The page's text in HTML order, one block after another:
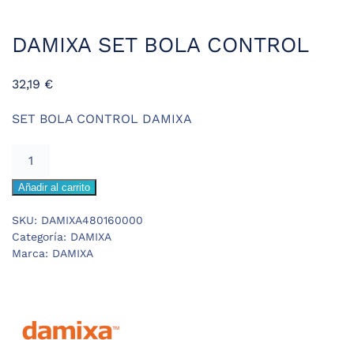
DAMIXA SET BOLA CONTROL
32,19 €
SET BOLA CONTROL DAMIXA
DAMIXA
BOLA
cantidad
Añadir al carrito
SKU: DAMIXA480160000
Categoría: DAMIXA
Marca: DAMIXA